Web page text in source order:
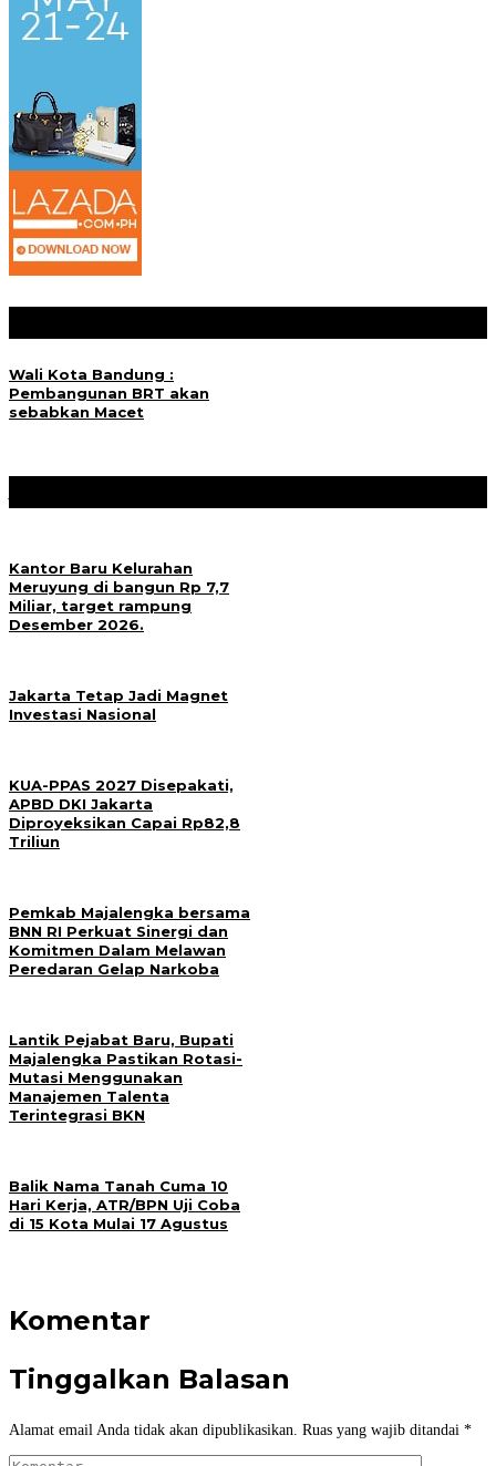
Wali Kota Bandung :
Pembangunan BRT akan
sebabkan Macet
Kantor Baru Kelurahan
Meruyung di bangun Rp 7,7
Miliar, target rampung
Desember 2026.
Jakarta Tetap Jadi Magnet
Investasi Nasional
KUA-PPAS 2027 Disepakati,
APBD DKI Jakarta
Diproyeksikan Capai Rp82,8
Triliun
Pemkab Majalengka bersama
BNN RI Perkuat Sinergi dan
Komitmen Dalam Melawan
Peredaran Gelap Narkoba
Lantik Pejabat Baru, Bupati
Majalengka Pastikan Rotasi-
Mutasi Menggunakan
Manajemen Talenta
Terintegrasi BKN
Balik Nama Tanah Cuma 10
Hari Kerja, ATR/BPN Uji Coba
di 15 Kota Mulai 17 Agustus
Komentar
Tinggalkan Balasan
Alamat email Anda tidak akan dipublikasikan. Ruas yang wajib ditandai *